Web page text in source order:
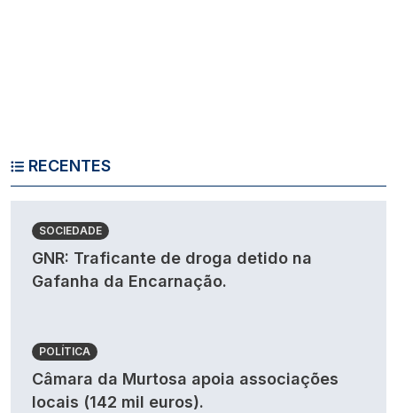
RECENTES
SOCIEDADE
GNR: Traficante de droga detido na
Gafanha da Encarnação.
POLÍTICA
Câmara da Murtosa apoia associações
locais (142 mil euros).